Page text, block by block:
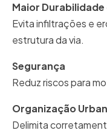
Maior
Evita infiltrações e
estrutura da via.
Segurança
Reduz riscos para
Organização
Delimita